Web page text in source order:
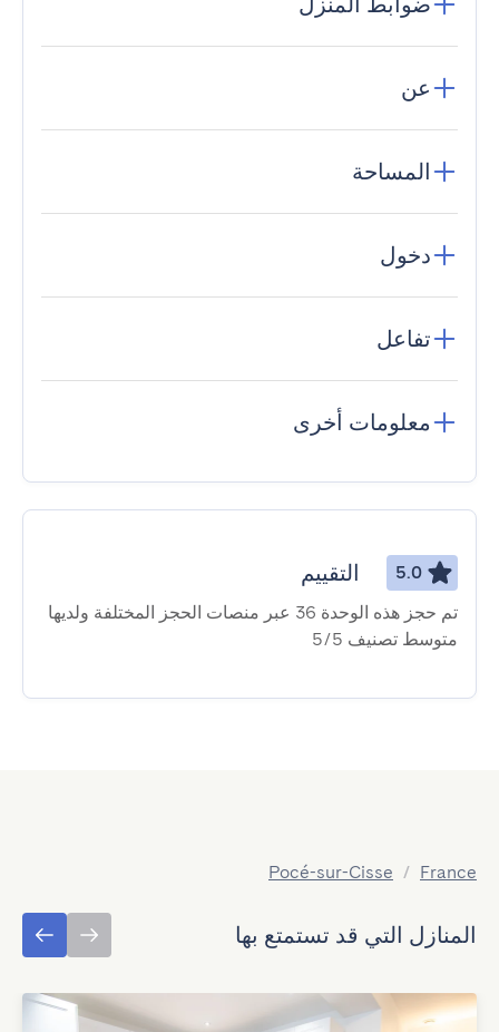
عن
المساحة
دخول
تفاعل
معلومات أخرى
5.0 التقييم
تم حجز هذه الوحدة 36 عبر منصات الحجز المختلفة ولديها
متوسط ​​تصنيف 5/5
France
/
Pocé-sur-Cisse
المنازل التي قد تستمتع بها